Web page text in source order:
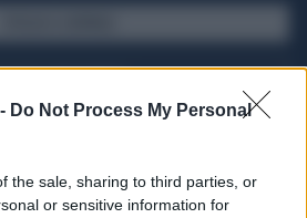
Do Not Process My Personal
the sale, sharing to third parties, or
or sensitive information for